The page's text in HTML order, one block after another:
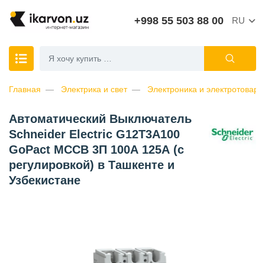
+998 55 503 88 00 RU
Главная Электрика и свет Электроника и электротовары
Автоматический Выключатель
Schneider Electric G12T3A100
GoPact MCCB 3П 100А 125А (с
регулировкой) в Ташкенте и
Узбекистане